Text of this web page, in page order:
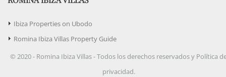
Ibiza Properties on Ubodo
Romina Ibiza Villas Property Guide
© 2020 - Romina Ibiza Villas - Todos los derechos reservados y Política
privacidad.